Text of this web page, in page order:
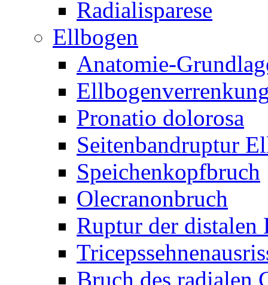
Radialisparese
Ellbogen
Anatomie-
Pronatio dolorosa
Seitenbandruptur
Speichenkopfbruch
Olecranonbruch
Ruptur der distalen
Bruch des radialen